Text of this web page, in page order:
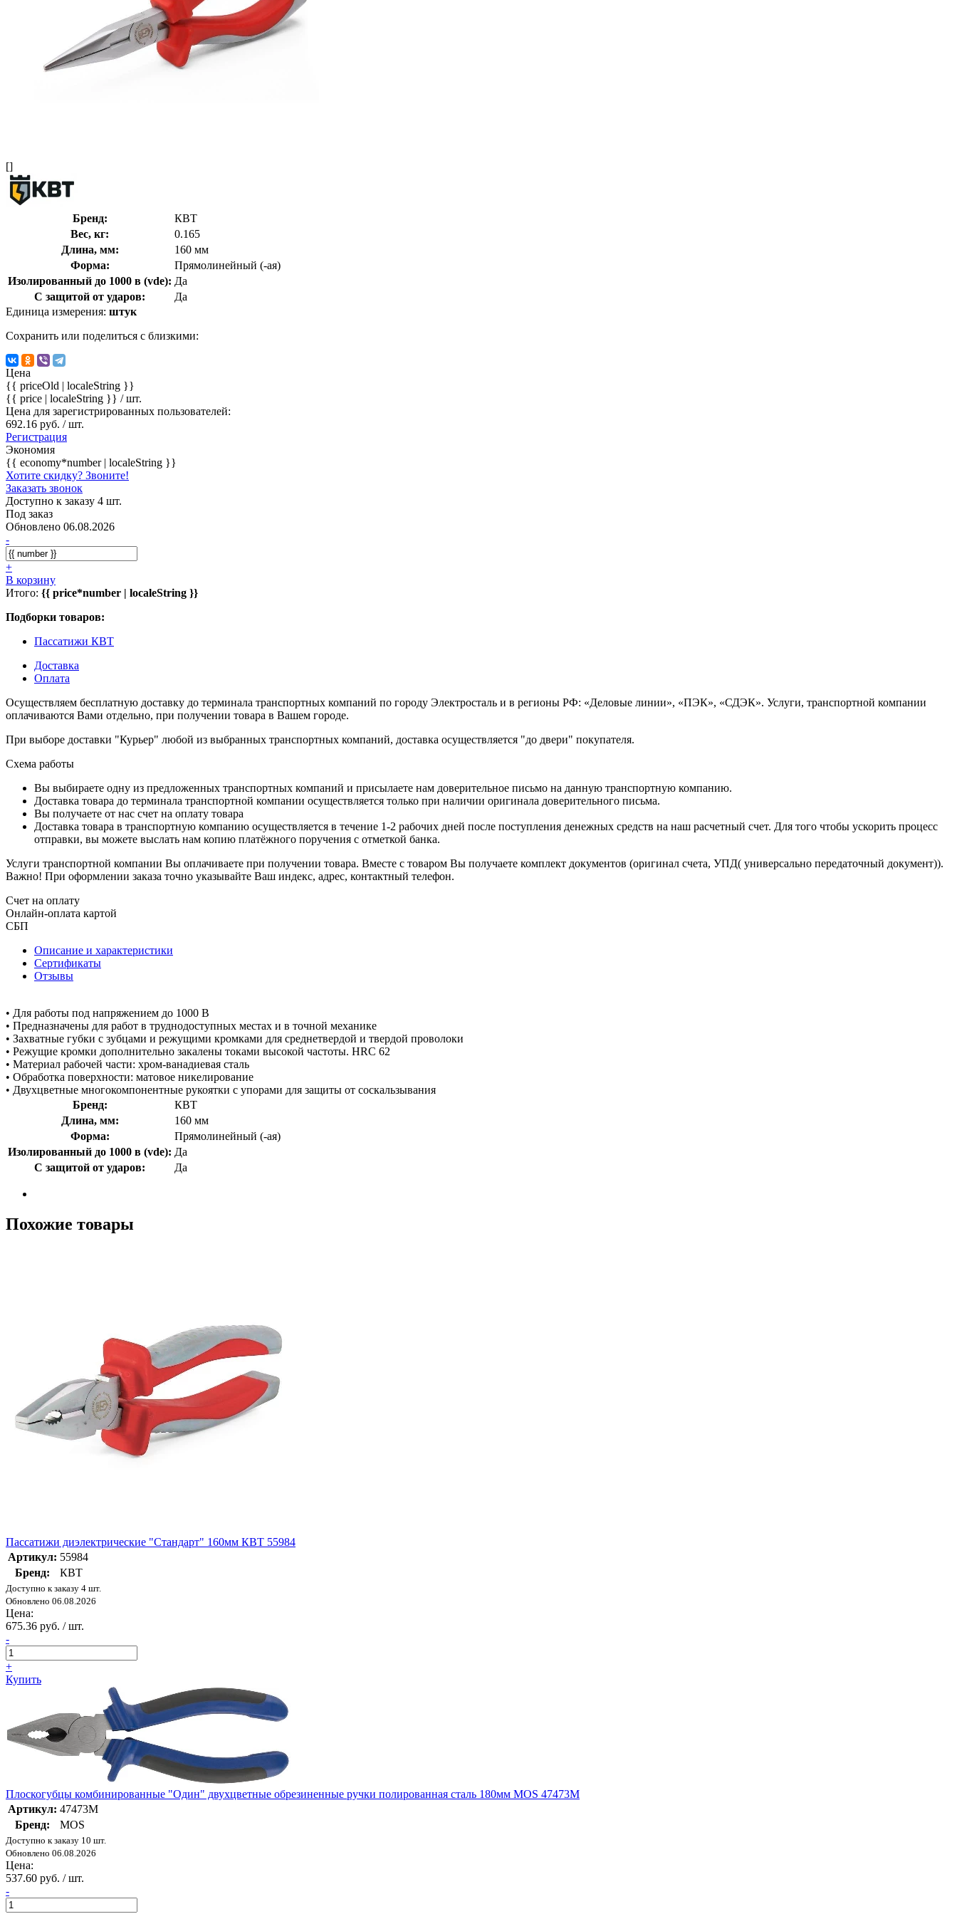
[]
Бренд:
КВТ
Вес, кг:
0.165
Длина, мм:
160 мм
Форма:
Прямолинейный (-ая)
Изолированный до 1000 в (vde): Да
С защитой от ударов:
Да
Единица измерения: штук
Сохранить или поделиться с близкими:
Цена
{{ priceOld | localeString }}
{{ price | localeString }} / шт.
Цена для зарегистрированных пользователей:
692.16 руб. / шт.
Регистрация
Экономия
{{ economy*number | localeString }}
Хотите скидку? Звоните!
Заказать звонок
Доступно к заказу 4 шт.
Под заказ
Обновлено 06.08.2026
-
+
В корзину
Итого: {{ price*number | localeString }}
Подборки товаров:
Пассатижи КВТ
Доставка
Оплата
Осуществляем бесплатную доставку до терминала транспортных компаний по городу Электросталь и в регионы РФ: «Деловые линии», «ПЭК», «СДЭК». Услуги, транспортной компании
оплачиваются Вами отдельно, при получении товара в Вашем городе.
При выборе доставки "Курьер" любой из выбранных транспортных компаний, доставка осуществляется "до двери" покупателя.
Схема работы
Вы выбираете одну из предложенных транспортных компаний и присылаете нам доверительное письмо на данную транспортную компанию.
Доставка товара до терминала транспортной компании осуществляется только при наличии оригинала доверительного письма.
Вы получаете от нас счет на оплату товара
Доставка товара в транспортную компанию осуществляется в течение 1-2 рабочих дней после поступления денежных средств на наш расчетный счет. Для того чтобы ускорить процесс
отправки, вы можете выслать нам копию платёжного поручения с отметкой банка.
Услуги транспортной компании Вы оплачиваете при получении товара. Вместе с товаром Вы получаете комплект документов (оригинал счета, УПД( универсально передаточный документ)).
Важно! При оформлении заказа точно указывайте Ваш индекс, адрес, контактный телефон.
Счет на оплату
Онлайн-оплата картой
СБП
Описание и характеристики
Сертификаты
Отзывы
• Для работы под напряжением до 1000 В
• Предназначены для работ в труднодоступных местах и в точной механике
• Захватные губки с зубцами и режущими кромками для среднетвердой и твердой проволоки
• Режущие кромки дополнительно закалены токами высокой частоты. HRC 62
• Материал рабочей части: хром-ванадиевая сталь
• Обработка поверхности: матовое никелирование
• Двухцветные многокомпонентные рукоятки с упорами для защиты от соскальзывания
Бренд:
КВТ
Длина, мм:
160 мм
Форма:
Прямолинейный (-ая)
Изолированный до 1000 в (vde): Да
С защитой от ударов:
Да
Похожие товары
Пассатижи диэлектрические "Стандарт" 160мм КВТ 55984
Артикул: 55984
Бренд:
КВТ
Доступно к заказу 4 шт.
Обновлено 06.08.2026
Цена:
675.36 руб. / шт.
-
+
Купить
Плоскогубцы комбинированные "Один" двухцветные обрезиненные ручки полированная сталь 180мм MOS 47473М
Артикул: 47473М
Бренд:
MOS
Доступно к заказу 10 шт.
Обновлено 06.08.2026
Цена:
537.60 руб. / шт.
-